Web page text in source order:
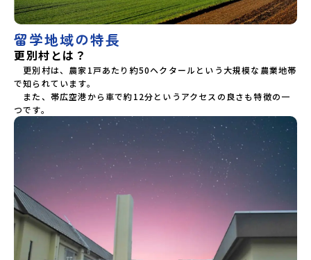
留学地域の特長
更別村とは？
更別村は、農家1戸あたり約50ヘクタールという大規模な農業地帯
で知られています。
また、帯広空港から車で約12分というアクセスの良さも特徴の一
つです。